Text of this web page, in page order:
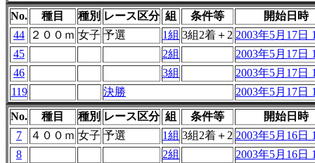
No. 種目 種別 レース区分 組 条件等
開始日時
44
２００ｍ 女子 予選 1組 3組2着＋2 2003年5月17日
45
2組
2003年5月17日
46
3組
2003年5月17日
119
決勝 2003年5月17日
No. 種目 種別 レース区分 組 条件等
開始日時
7
４００ｍ 女子 予選 1組 3組2着＋2 2003年5月16日
8
2組
2003年5月16日